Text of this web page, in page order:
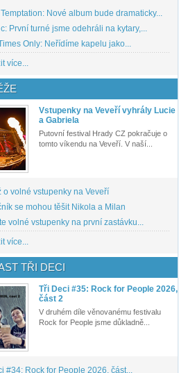
Nové album bude dramaticky...
První turné jsme odehráli na kytary,...
Only: Neřídíme kapelu jako...
více...
Vstupenky na Veveří vyhrály Lucie
a Gabriela
Putovní festival Hrady CZ pokračuje o
tomto víkendu na Veveří. V naší...
o volné vstupenky na Veveří
se mohou těšit Nikola a Milan
volné vstupenky na první zastávku...
více...
TŘI DECI
Tři Deci #35: Rock for People 2026,
část 2
V druhém díle věnovanému festivalu
Rock for People jsme důkladně...
#34: Rock for People 2026, část...